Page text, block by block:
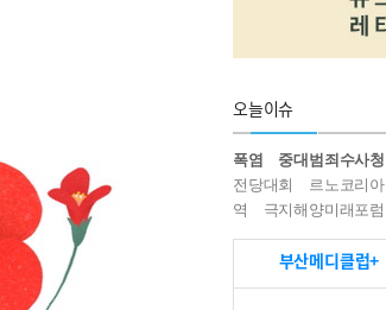
오늘이슈
폭염 중대범죄수사청
전당대회
르노코리아
역
극지해양미래포럼
부산메디클럽+